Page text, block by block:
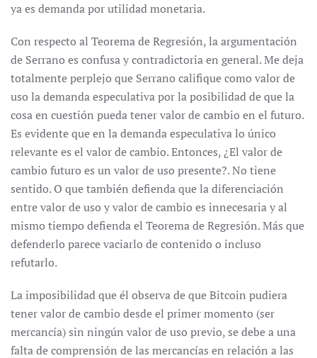
ya es demanda por utilidad monetaria.
Con respecto al Teorema de Regresión, la argumentación
de Serrano es confusa y contradictoria en general. Me deja
totalmente perplejo que Serrano califique como valor de
uso la demanda especulativa por la posibilidad de que la
cosa en cuestión pueda tener valor de cambio en el futuro.
Es evidente que en la demanda especulativa lo único
relevante es el valor de cambio. Entonces, ¿El valor de
cambio futuro es un valor de uso presente?. No tiene
sentido. O que también defienda que la diferenciación
entre valor de uso y valor de cambio es innecesaria y al
mismo tiempo defienda el Teorema de Regresión. Más que
defenderlo parece vaciarlo de contenido o incluso
refutarlo.
La imposibilidad que él observa de que Bitcoin pudiera
tener valor de cambio desde el primer momento (ser
mercancía) sin ningún valor de uso previo, se debe a una
falta de comprensión de las mercancías en relación a las